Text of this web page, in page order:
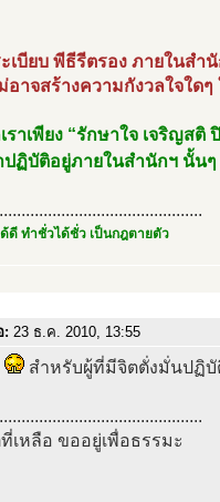
เบียบ พีธีรีตรอง ภายในสำ
อาจสร้างความกังวลใจใดๆ
ราเพียง “รักษาใจ เจริญสติ
ปฏิบัติอยู่ภายในสำนักฯ นั้น
ดี ทำชั่วได้ชั่ว เป็นกฎตายตัว
: 23 ธ.ค. 2010, 13:55
สำหรับผู้ที่มีจิตตั่งมั่นปฏิ
เหลือ ขออยู่เพื่อธรรมะ